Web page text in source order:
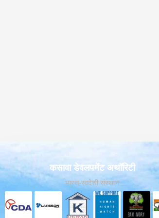
कसावा डेवलपमेंट अथॉरिटी
भारत-स्वदेशी संस्थान